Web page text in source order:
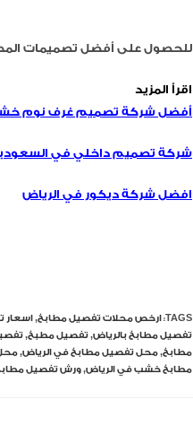
للحصول على أفضل تصميمات
اقرأ المزيد
أفضل شركة تصميم غرف نوم
شركة تصميم داخلي في
افضل شركة ديكور في الرياض
TAGS: ارخص محلات تفصيل مطابخ,اسعار
تفصيل مطابخ بالرياض,تفصيل مطبخ,
مطابخ,محل تفصيل مطابخ في الرياض,
مطابخ خشب في الرياض,ورش تفصيل